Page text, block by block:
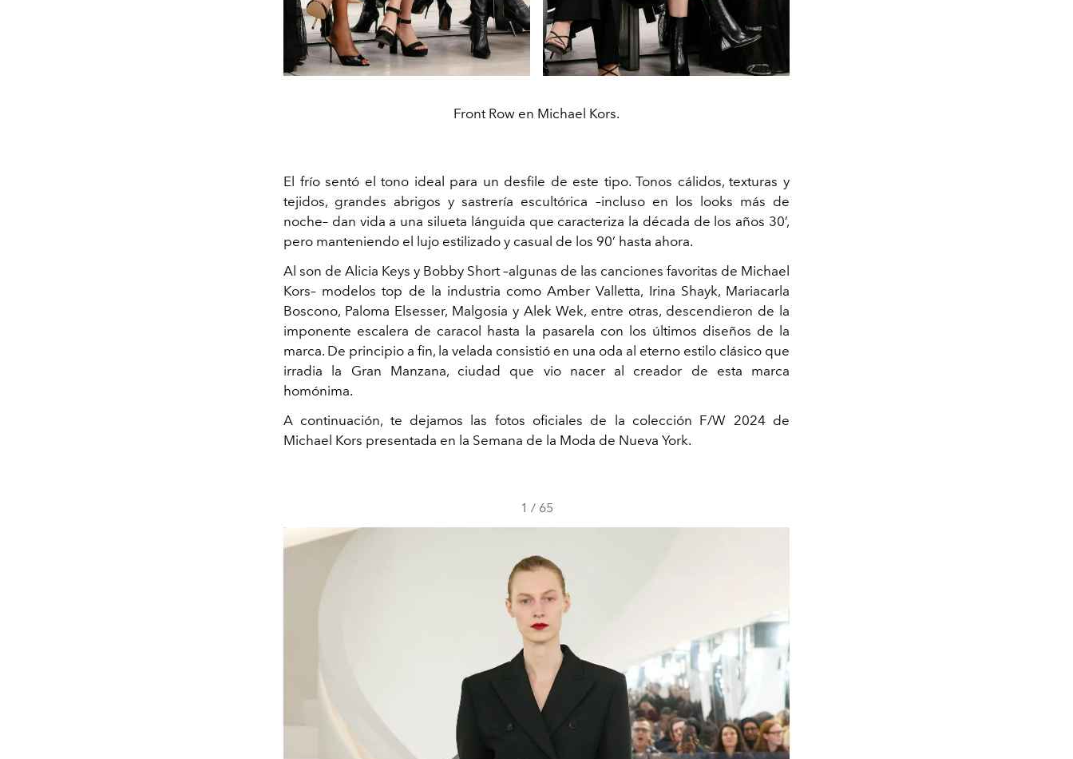
Front Row en Michael Kors.
El frío sentó el tono ideal para un desfile de este tipo. Tonos cálidos, texturas y
tejidos, grandes abrigos y sastrería escultórica –incluso en los looks más de
noche– dan vida a una silueta lánguida que caracteriza la década de los años 30’,
pero manteniendo el lujo estilizado y casual de los 90’ hasta ahora.
Al son de Alicia Keys y Bobby Short –algunas de las canciones favoritas de Michael
Kors– modelos top de la industria como Amber Valletta, Irina Shayk, Mariacarla
Boscono, Paloma Elsesser, Malgosia y Alek Wek, entre otras, descendieron de la
imponente escalera de caracol hasta la pasarela con los últimos diseños de la
marca. De principio a fin, la velada consistió en una oda al eterno estilo clásico que
irradia la Gran Manzana, ciudad que vio nacer al creador de esta marca
homónima.
A continuación, te dejamos las fotos oficiales de la colección F/W 2024 de
Michael Kors presentada en la Semana de la Moda de Nueva York.
1 / 65